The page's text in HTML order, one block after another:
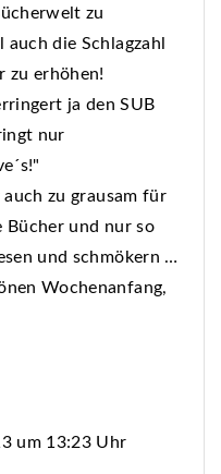
zu
auch die Schlagzahl
zu erhöhen!
ja den SUB
nur
zu grausam für
Bücher und nur so
und schmökern …
Wochenanfang,
um 13:23 Uhr